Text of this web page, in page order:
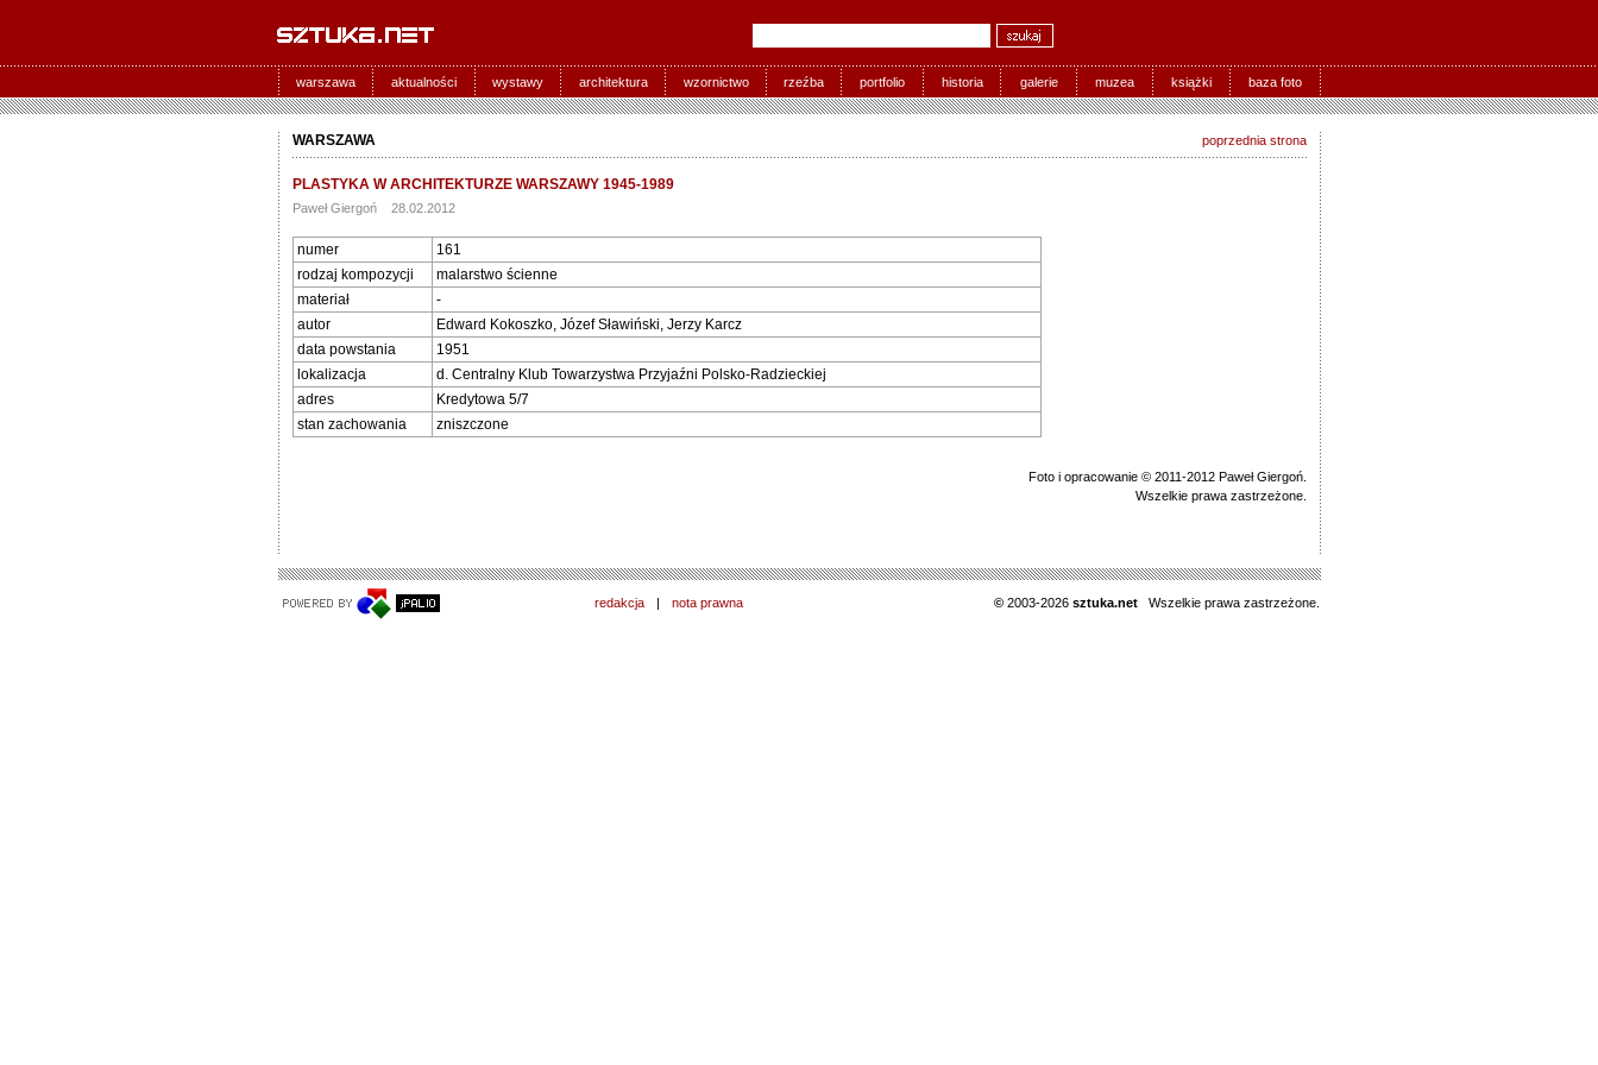
warszawa aktualności wystawy architektura wzornictwo rzeźba portfolio historia galerie muzea książki baza foto
WARSZAWA poprzednia strona
PLASTYKA W ARCHITEKTURZE WARSZAWY 1945-1989
Paweł Giergoń 28.02.2012
numer
161
rodzaj kompozycji
malarstwo ścienne
materiał
-
autor
Edward Kokoszko, Józef Sławiński, Jerzy Karcz
data powstania
1951
lokalizacja
d. Centralny Klub Towarzystwa Przyjaźni Polsko-Radzieckiej
adres
Kredytowa 5/7
stan zachowania
zniszczone
Foto i opracowanie © 2011-2012 Paweł Giergoń.
Wszelkie prawa zastrzeżone.
redakcja | nota prawna © 2003-2026 sztuka.net Wszelkie prawa zastrzeżone.